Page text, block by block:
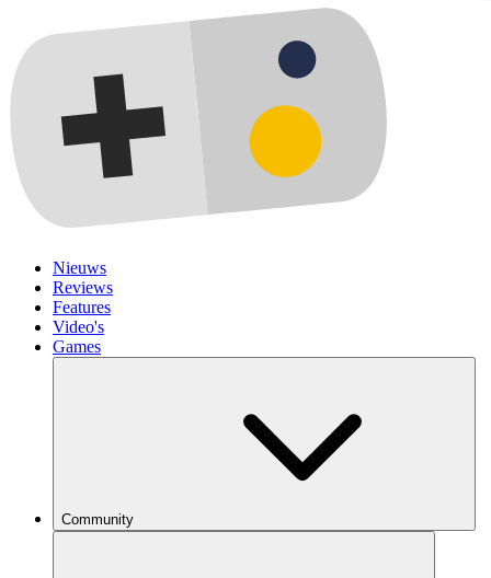
Nieuws
Reviews
Features
Video's
Games
Community